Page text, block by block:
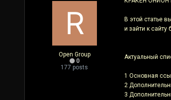
Open Group
0
177 posts
В этой статье
и зайти к
Актуальный
1 Основная
2
3